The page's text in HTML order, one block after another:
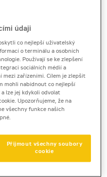
údaji
co nejlepší uživatelský
o terminálu a osobních
Používají se ke zlepšení
sociálních médií a
mezi zařízeními. Cílem je zlepšit
mohli nabídnout co nejlepší
lze jej kdykoli odvolat
Upozorňujeme, že na
všechny funkce našich
Přijmout všechny soubory
cookie